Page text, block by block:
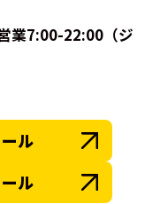
業7:00-22:00（ジ
ル
ル